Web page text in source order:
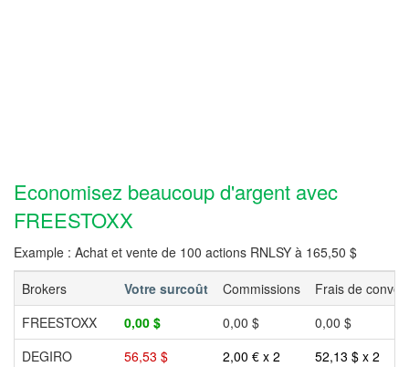
Economisez beaucoup d'argent avec
FREESTOXX
Example : Achat et vente de 100 actions RNLSY à 165,50 $
Brokers
Votre surcoût Commissions
Frais de
FREESTOXX
0,00 $ 0,00 $
0,00 $
DEGIRO
56,53 $ 2,00 € x 2
52,13 $ x 2